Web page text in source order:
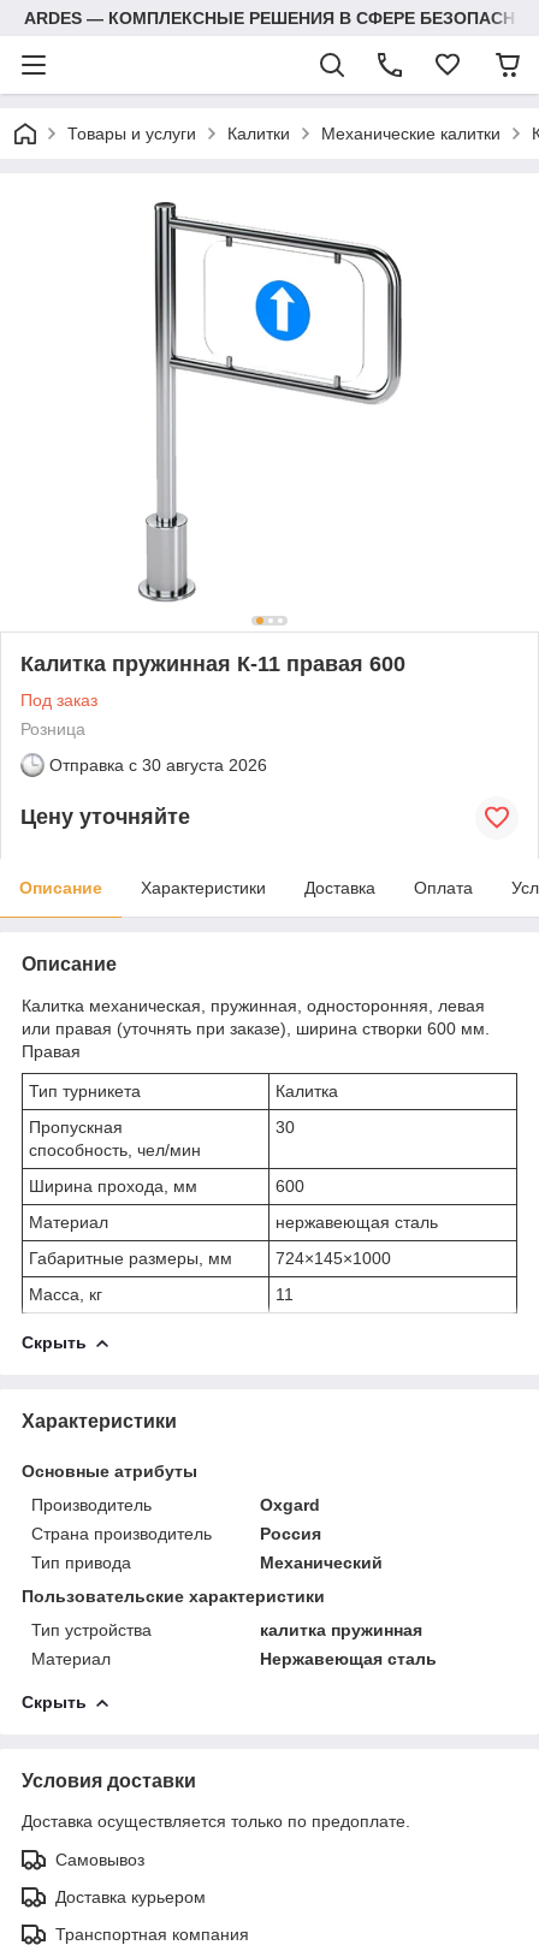
ARDES — КОМПЛЕКСНЫЕ РЕШЕНИЯ В СФЕРЕ
Товары и услуги Калитки Механические калитки
Калитка пружинная К-11 правая 600
Под заказ
Розница
Отправка с 30 августа 2026
Цену уточняйте
Описание Характеристики Доставка Оплата
Описание
Калитка механическая, пружинная, односторонняя, левая
или правая (уточнять при заказе), ширина створки 600 мм.
Правая
Тип турникета
Калитка
Пропускная
способность, чел/мин
30
Ширина прохода, мм
600
Материал
нержавеющая сталь
Габаритные размеры, мм
724×145×1000
Масса, кг
11
Скрыть
Характеристики
Основные атрибуты
Производитель
Oxgard
Страна производитель
Россия
Тип привода
Механический
Пользовательские характеристики
Тип устройства
калитка пружинная
Материал
Нержавеющая сталь
Скрыть
Условия доставки
Доставка осуществляется только по предоплате.
Самовывоз
Доставка курьером
Транспортная компания